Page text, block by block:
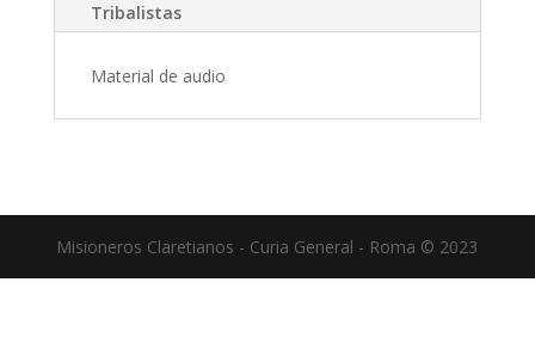
Tribalistas
Material de audio
Misioneros Claretianos - Curia General - Roma © 2023